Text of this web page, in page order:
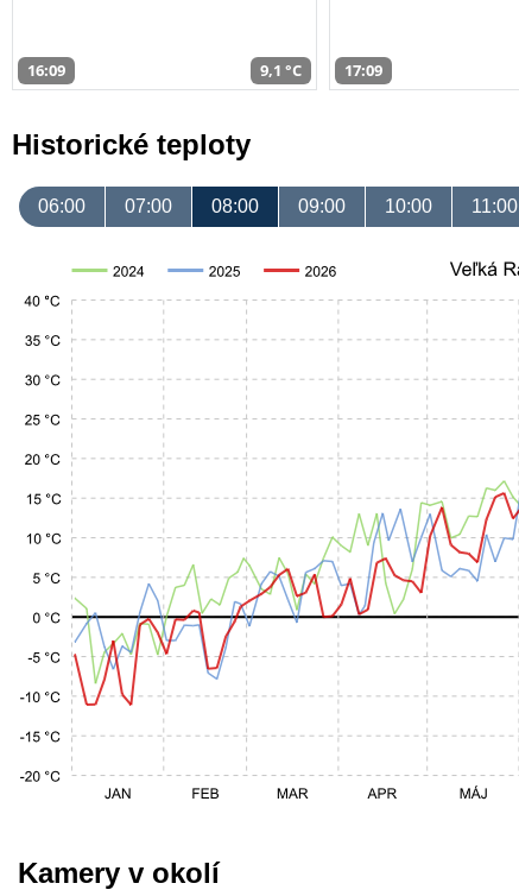
16:09 9,1 °C 17:09
Historické teploty
06:00 07:00 08:00 09:00 10:00 11:00
Kamery v okolí